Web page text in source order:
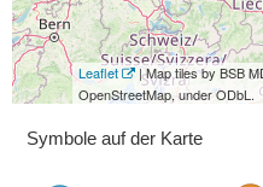
Leaflet
| Map tiles by BSB
OpenStreetMap, under ODbL.
Symbole auf der Karte